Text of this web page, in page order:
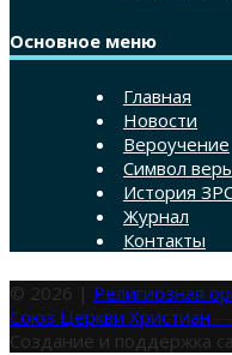
Основное меню
Главная
Новости
Вероучение
Символ
История
Журнал
Контакты
© 2026 | Религиозная
Союз Церкви Христиан
Создание и поддержка